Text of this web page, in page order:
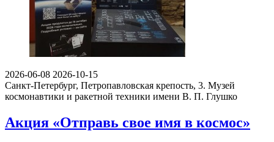
2026-06-08 2026-10-15
Санкт-Петербург, Петропавловская крепость, 3. Музей
космонавтики и ракетной техники имени В. П. Глушко
Акция «Отправь свое имя в космос»